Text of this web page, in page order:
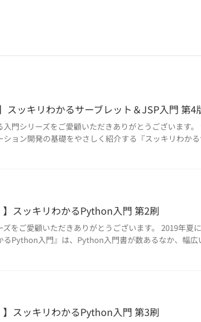
スッキリわかるサーブレット＆JSP入門 第4
門シリーズをご愛顧いただきありがとうございます。
ション開発の基礎をやさしく紹介する『スッキリわか
】スッキリわかるPython入門 第2刷
をご愛顧いただきありがとうございます。 2019年夏
るPython入門』は、Python入門書が数あるなか、幅広
】スッキリわかるPython入門 第3刷